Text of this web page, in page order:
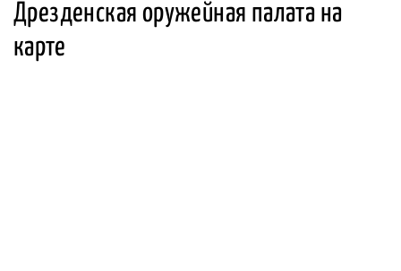
Дрезденская оружейная палата на
карте